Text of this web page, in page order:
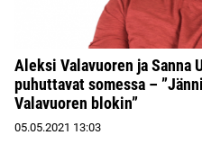
Aleksi Valavuoren ja Sanna
puhuttavat somessa –
Valavuoren blokin”
05.05.2021 13:03